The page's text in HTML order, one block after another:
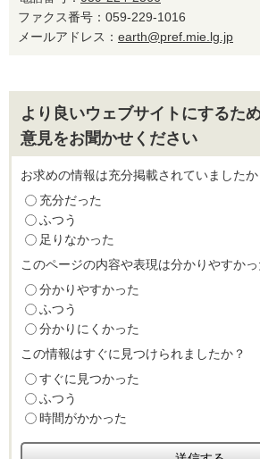
ファクス番号：059-229-1016
メールアドレス： earth@pref.mie.lg.jp
より良いウェブサイトにするた
意見をお聞かせください
お求めの情報は充分掲載されていましたか
充分だった
ふつう
足りなかった
このページの内容や表現は分かりやすかっ
分かりやすかった
ふつう
分かりにくかった
この情報はすぐに見つけられましたか？
すぐに見つかった
ふつう
時間がかかった